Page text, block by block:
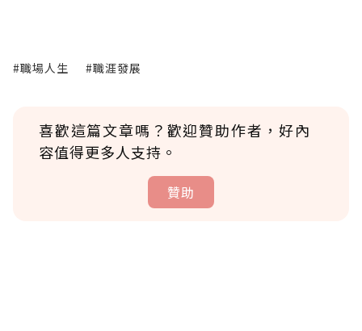
#職場人生 #職涯發展
喜歡這篇文章嗎？歡迎贊助作者，好內
容值得更多人支持。
贊助